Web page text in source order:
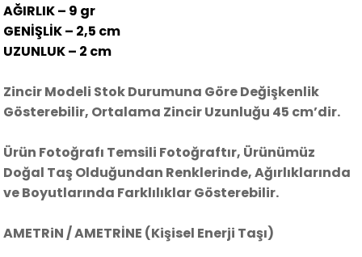
AĞIRLIK – 9 gr
GENİŞLİK – 2,5 cm
UZUNLUK – 2 cm
Zincir Modeli Stok Durumuna Göre Değişkenlik
Gösterebilir, Ortalama Zincir Uzunluğu 45 cm’dir.
Ürün Fotoğrafı Temsili Fotoğraftır, Ürünümüz
Doğal Taş Olduğundan Renklerinde, Ağırlıklarında
ve Boyutlarında Farklılıklar Gösterebilir.
AMETRiN / AMETRİNE (Kişisel Enerji Taşı)